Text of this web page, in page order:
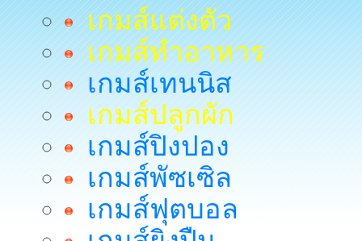
เกมส์แต่งตัว
เกมส์ทำอาหาร
เกมส์เทนนิส
เกมส์ปลูกผัก
เกมส์ปิงปอง
เกมส์พัซเซิล
เกมส์ฟุตบอล